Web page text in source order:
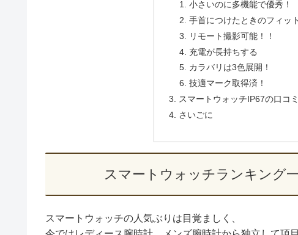
小さいのに多機能で優秀！
手首につけたときのフィッ
リモート撮影可能！！
充電が長持ちする
カラバリは3色展開！
技適マーク取得済！
スマートウォッチIP67の口コ
さいごに
スマートウォッチランキング
スマートウォッチの人気ぶりは目覚ましく、